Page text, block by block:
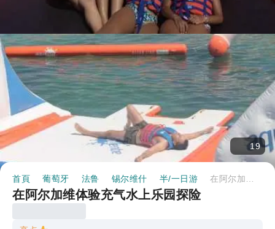
19
首頁 葡萄牙 法鲁 锡尔维什 半/一日游
在阿尔加维体验充气水上乐园探险